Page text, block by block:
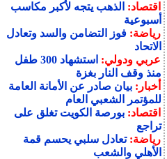
اقتصاد: الذهب يتجه لأكبر مكاسب
أسبوعية
رياضة:فوز التضامن والسد وتعادل
الاتحاد
عربي ودولي:
استشهاد 300 طفل
منذ وقف النار بغزة
أخبار:بيان صادر عن الأمانة العامة
للمؤتمر الشعبي العام
اقتصاد:بورصة الكويت تغلق على
تراجع
رياضة:تعادل سلبي يحسم قمة
الأهلي والشعب